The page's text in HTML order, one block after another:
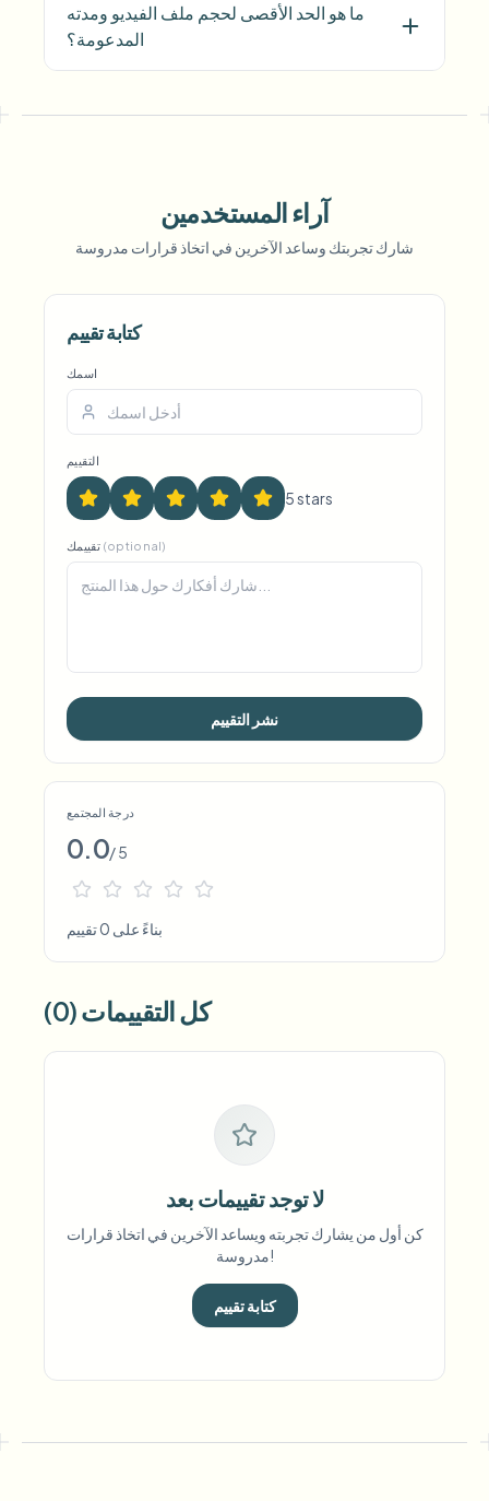
ما هو الحد الأقصى لحجم ملف الفيديو ومدته
المدعومة؟
Voice Anon
آراء المستخدمين
شارك تجربتك وساعد الآخرين في اتخاذ قرارات مدروسة
كتابة تقييم
اسمك
التقييم
5stars
تقييمك (optional)
نشر التقييم
درجة المجتمع
0.0/ 5
بناءً على 0 تقييم
كل التقييمات (0)
لا توجد تقييمات بعد
كن أول من يشارك تجربته ويساعد الآخرين في اتخاذ قرارات
مدروسة!
كتابة تقييم